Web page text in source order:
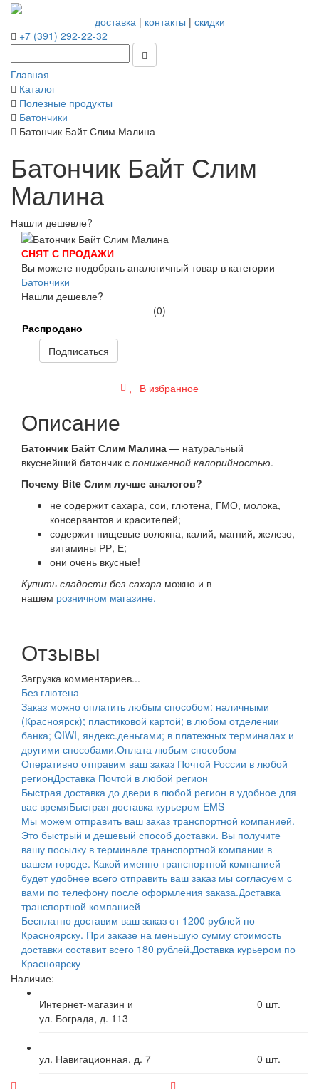
доставка| контакты | скидки
+7 (391) 292-22-32
Главная
Каталог
Полезные продукты
Батончики
Батончик Байт Слим Малина
Батончик Байт Слим
Малина
Нашли дешевле?
СНЯТ С ПРОДАЖИ
Вы можете подобрать аналогичный товар в категории
Батончики
Нашли дешевле?
(0)
Распродано
Подписаться
В избранное
Описание
Батончик Байт Слим Малина — натуральный
вкуснейший батончик с пониженной калорийностью.
Почему Bite Слим лучше аналогов?
не содержит сахара, сои, глютена, ГМО, молока,
консервантов и красителей;
содержит пищевые волокна, калий, магний, железо,
витамины РР, Е;
они очень вкусные!
Купить сладости без сахара можно и в
нашем розничном магазине.
Отзывы
Загрузка комментариев...
Без глютена
Заказ можно оплатить любым способом: наличными
(Красноярск); пластиковой картой; в любом отделении
банка; QIWI, яндекс.деньгами; в платежных терминалах и
другими способами.Оплата любым способом
Оперативно отправим ваш заказ Почтой России в любой
регионДоставка Почтой в любой регион
Быстрая доставка до двери в любой регион в удобное для
вас времяБыстрая доставка курьером EMS
Мы можем отправить ваш заказ транспортной компанией.
Это быстрый и дешевый способ доставки. Вы получите
вашу посылку в терминале транспортной компании в
вашем городе. Какой именно транспортной компанией
будет удобнее всего отправить ваш заказ мы согласуем с
вами по телефону после оформления заказа.Доставка
транспортной компанией
Бесплатно доставим ваш заказ от 1200 рублей по
Красноярску. При заказе на меньшую сумму стоимость
доставки составит всего 180 рублей.Доставка курьером по
Красноярску
Наличие:
Интернет-магазин и
ул. Бограда, д. 113
0 шт.
ул. Навигационная, д. 7 0 шт.